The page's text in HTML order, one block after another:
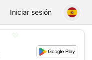
Chat
Iniciar sesión